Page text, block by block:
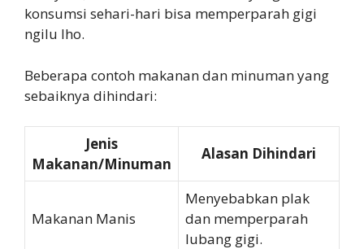
konsumsi sehari-hari bisa memperparah gigi
ngilu lho.
Beberapa contoh makanan dan minuman yang
sebaiknya dihindari:
Jenis
Makanan/Minuman
Alasan Dihindari
Makanan Manis
Menyebabkan plak
dan memperparah
lubang gigi.